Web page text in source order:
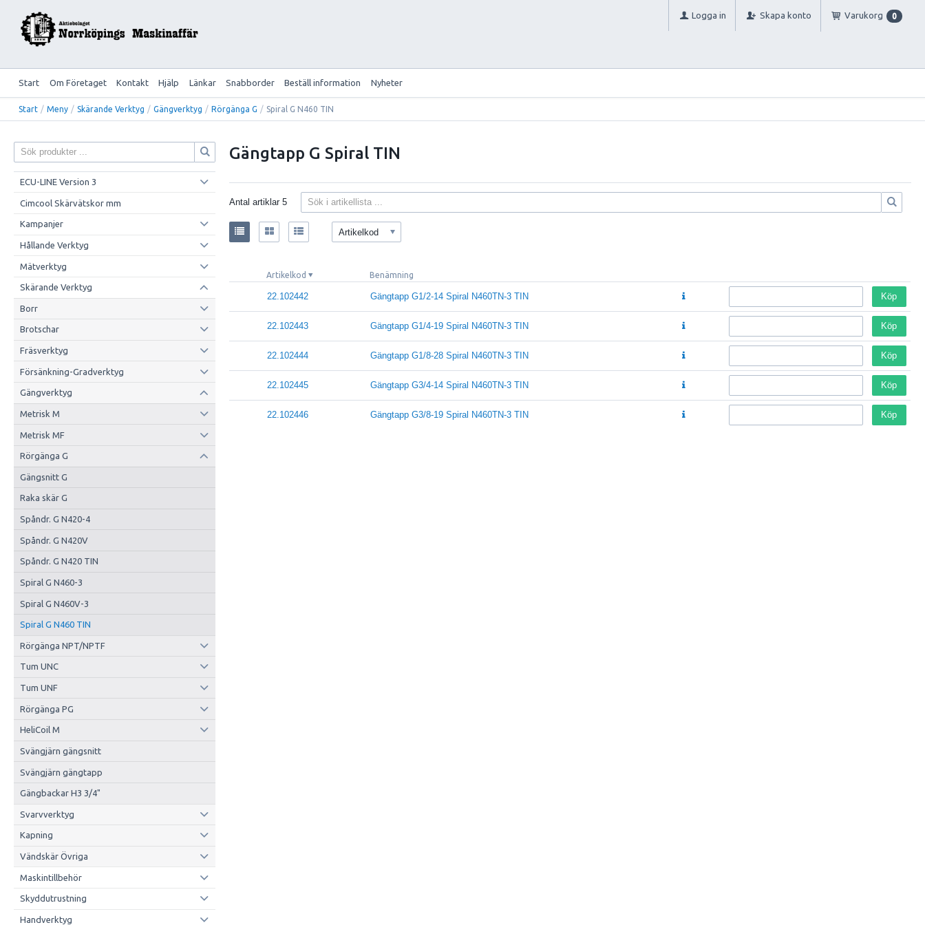
Logga in Skapa konto Varukorg 0
Start Om Företaget Kontakt Hjälp Länkar Snabborder Beställ information Nyheter
Start / Meny / Skärande Verktyg / Gängverktyg / Rörgänga G / Spiral G N460 TIN
ECU-LINE Version 3
Cimcool Skärvätskor mm
Kampanjer
Hållande Verktyg
Mätverktyg
Skärande Verktyg
Borr
Brotschar
Fräsverktyg
Försänkning-Gradverktyg
Gängverktyg
Metrisk M
Metrisk MF
Rörgänga G
Gängsnitt G
Raka skär G
Spåndr. G N420-4
Spåndr. G N420V
Spåndr. G N420 TIN
Spiral G N460-3
Spiral G N460V-3
Spiral G N460 TIN
Rörgänga NPT/NPTF
Tum UNC
Tum UNF
Rörgänga PG
HeliCoil M
Svängjärn gängsnitt
Svängjärn gängtapp
Gängbackar H3 3/4"
Svarvverktyg
Kapning
Vändskär Övriga
Maskintillbehör
Skyddutrustning
Handverktyg
Gängtapp G Spiral TIN
Antal artiklar5
Artikelkod
Artikelkod Benämning
22.102442 Gängtapp G1/2-14 Spiral N460TN-3 TIN Köp
22.102443 Gängtapp G1/4-19 Spiral N460TN-3 TIN Köp
22.102444 Gängtapp G1/8-28 Spiral N460TN-3 TIN Köp
22.102445 Gängtapp G3/4-14 Spiral N460TN-3 TIN Köp
22.102446 Gängtapp G3/8-19 Spiral N460TN-3 TIN Köp